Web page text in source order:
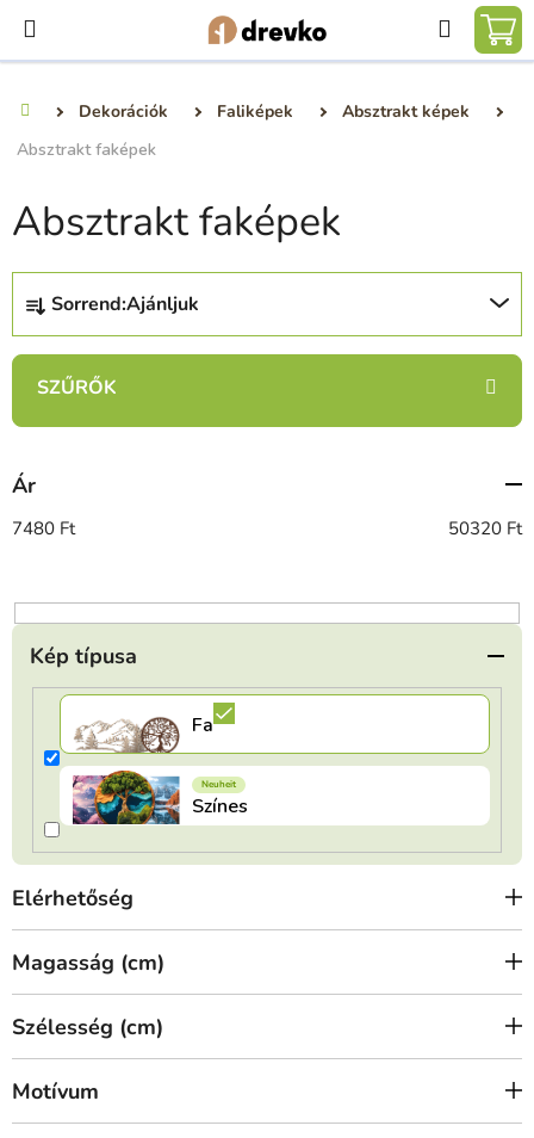
fő
Dekorációk Faliképek
Absztrakt képek
Absztrakt faképek
Absztrakt faképek
T
r
é
e
k
r
n
d
Sorrend:Ajánljuk
Ár
7480 Ft 50320 Ft
Kép típusa
Elérhetőség
Magasság (cm)
Szélesség (cm)
Motívum